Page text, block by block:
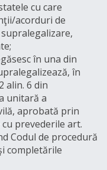
cu care
acorduri de
în una din
în
alin. 6 din
unitară a
aprobată prin
cu prevederile art.
Codul de procedură
completările